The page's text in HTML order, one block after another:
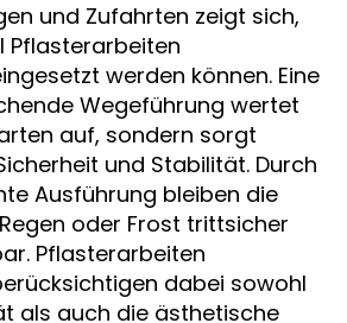
und Zufahrten zeigt sich,
Pflasterarbeiten
werden können. Eine
Wegeführung wertet
auf, sondern sorgt
und Stabilität. Durch
Ausführung bleiben die
oder Frost trittsicher
Pflasterarbeiten
dabei sowohl
als auch die ästhetische